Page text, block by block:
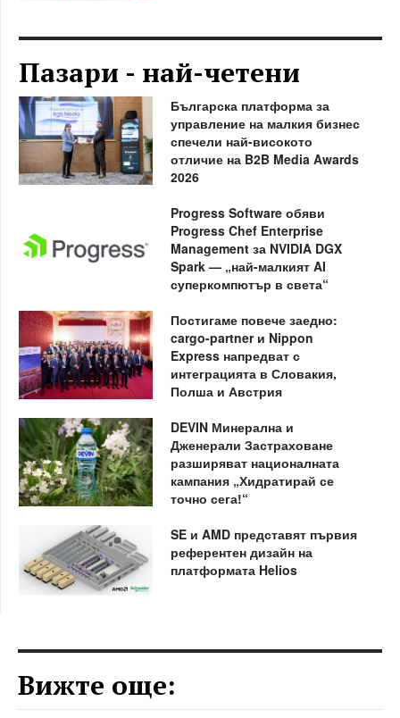
Пазари - най-четени
Българска платформа за
управление на малкия бизнес
спечели най-високото
отличие на B2B Media Awards
2026
Progress Software обяви
Progress Chef Enterprise
Management за NVIDIA DGX
Spark — „най-малкият AI
суперкомпютър в света“
Постигаме повече заедно:
cargo-partner и Nippon
Express напредват с
интеграцията в Словакия,
Полша и Австрия
DEVIN Минерална и
Дженерали Застраховане
разширяват националната
кампания „Хидратирай се
точно сега!“
SE и AMD представят първия
референтен дизайн на
платформата Helios
Вижте още: